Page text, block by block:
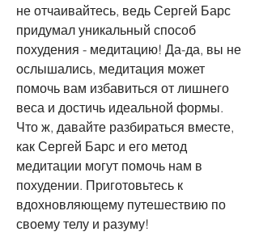
не отчаивайтесь, ведь Сергей Барс
придумал уникальный способ
похудения - медитацию! Да-да, вы не
ослышались, медитация может
помочь вам избавиться от лишнего
веса и достичь идеальной формы.
Что ж, давайте разбираться вместе,
как Сергей Барс и его метод
медитации могут помочь нам в
похудении. Приготовьтесь к
вдохновляющему путешествию по
своему телу и разуму!